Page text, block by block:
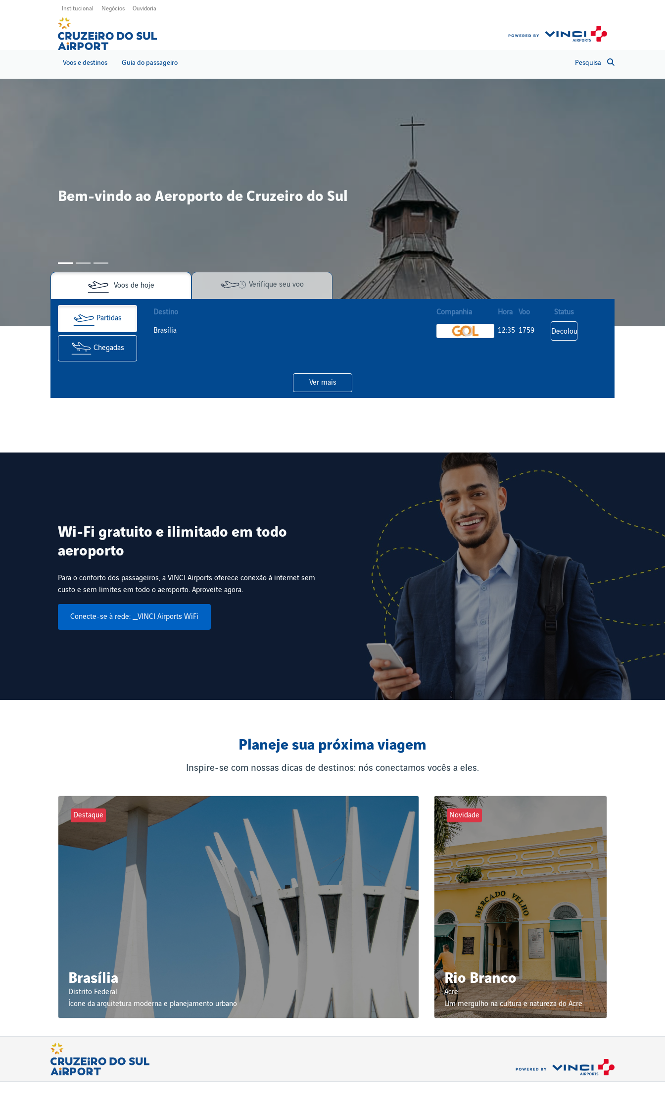
Institucional Negócios Ouvidoria
Voos e destinos Guia do passageiro Pesquisa
Bem-vindo ao Aeroporto de Cruzeiro do Sul
Bem-vindo ao Aeroporto de Cruzeiro do Sul
Voos de hoje Verifique seu voo
Partidas
Chegadas
Destino Companhia Hora Voo Status
Brasília 12:35 1759 Decolou
Ver mais
Wi-Fi gratuito e ilimitado em todo
aeroporto
Para o conforto dos passageiros, a VINCI Airports oferece conexão à internet sem
custo e sem limites em todo o aeroporto. Aproveite agora.
Conecte-se à rede: _VINCI Airports WiFi
Planeje sua próxima viagem
Inspire-se com nossas dicas de destinos: nós conectamos vocês a eles.
Destaque
Brasília
Distrito Federal
Ícone da arquitetura moderna e planejamento urbano
Novidade
Rio Branco
Acre
Um mergulho na cultura e natureza do Acre